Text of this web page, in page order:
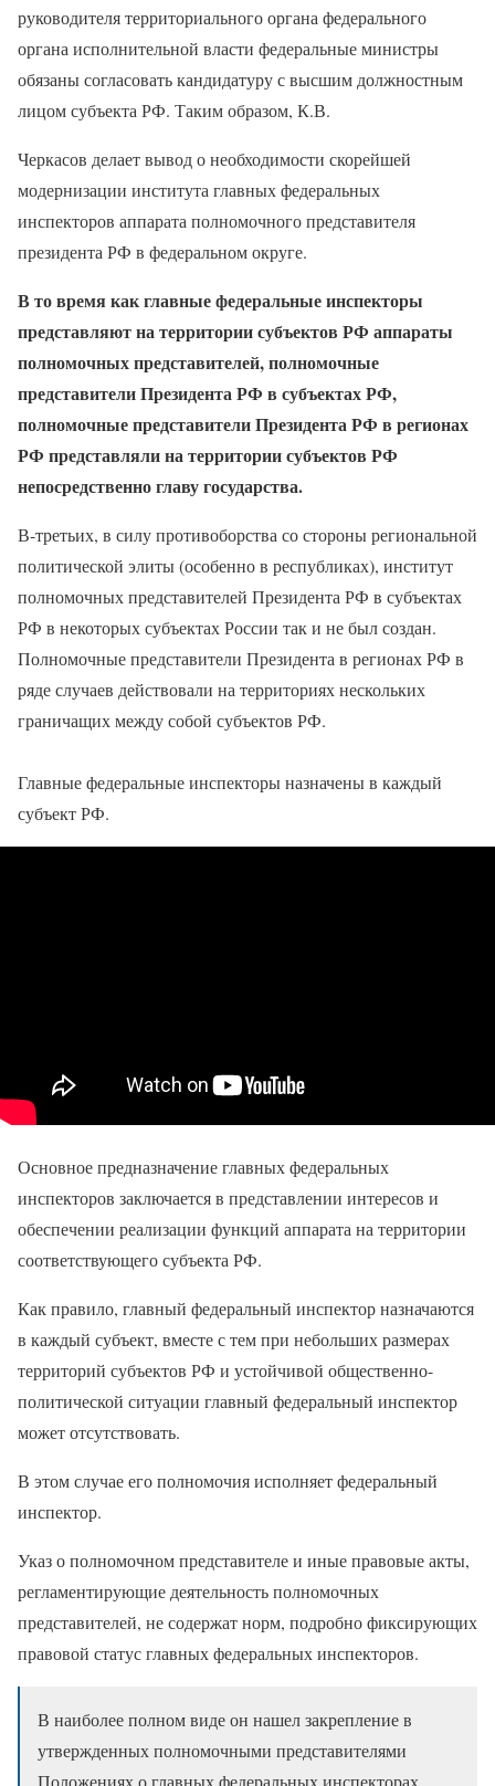
руководителя территориального органа федерального
органа исполнительной власти федеральные министры
обязаны согласовать кандидатуру с высшим должностным
лицом субъекта РФ. Таким образом, К.В.
Черкасов делает вывод о необходимости скорейшей
модернизации института главных федеральных
инспекторов аппарата полномочного представителя
президента РФ в федеральном округе.
В то время как главные федеральные инспекторы
представляют на территории субъектов РФ аппараты
полномочных представителей, полномочные
представители Президента РФ в субъектах РФ,
полномочные представители Президента РФ в регионах
РФ представляли на территории субъектов РФ
непосредственно главу государства.
В-третьих, в силу противоборства со стороны региональной
политической элиты (особенно в республиках), институт
полномочных представителей Президента РФ в субъектах
РФ в некоторых субъектах России так и не был создан.
Полномочные представители Президента в регионах РФ в
ряде случаев действовали на территориях нескольких
граничащих между собой субъектов РФ.
Главные федеральные инспекторы назначены в каждый
субъект РФ.
Основное предназначение главных федеральных
инспекторов заключается в представлении интересов и
обеспечении реализации функций аппарата на территории
соответствующего субъекта РФ.
Как правило, главный федеральный инспектор назначаются
в каждый субъект, вместе с тем при небольших размерах
территорий субъектов РФ и устойчивой общественно-
политической ситуации главный федеральный инспектор
может отсутствовать.
В этом случае его полномочия исполняет федеральный
инспектор.
Указ о полномочном представителе и иные правовые акты,
регламентирующие деятельность полномочных
представителей, не содержат норм, подробно фиксирующих
правовой статус главных федеральных инспекторов.
В наиболее полном виде он нашел закрепление в
утвержденных полномочными представителями
Положениях о главных федеральных инспекторах